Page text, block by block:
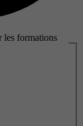
les formations